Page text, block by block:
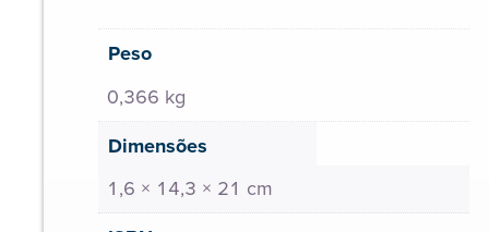
Peso
0,366 kg
Dimensões
1,6 × 14,3 × 21 cm